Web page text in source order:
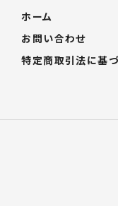
ホーム
お問い合わせ
特定商取引法に基